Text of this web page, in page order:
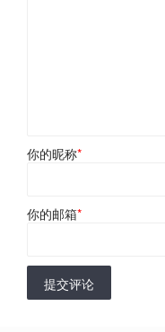
你的昵称*
你的邮箱*
提交评论